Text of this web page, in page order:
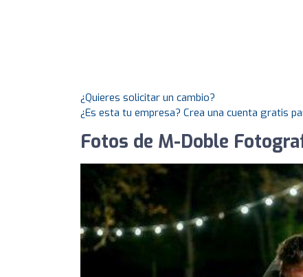
¿Quieres solicitar un cambio?
¿Es esta tu empresa? Crea una cuenta gratis
Fotos de M-Doble